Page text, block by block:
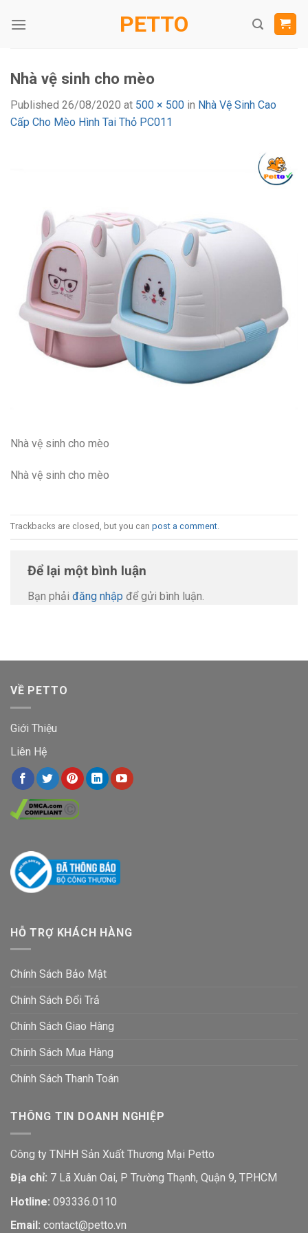
PETTO
Nhà vệ sinh cho mèo
Published 26/08/2020 at 500 × 500 in Nhà Vệ Sinh Cao
Cấp Cho Mèo Hình Tai Thỏ PC011
Nhà vệ sinh cho mèo
Nhà vệ sinh cho mèo
Trackbacks are closed, but you can post a comment.
Để lại một bình luận
Bạn phải đăng nhập để gửi bình luận.
VỀ PETTO
Giới Thiệu
Liên Hệ
HỖ TRỢ KHÁCH HÀNG
Chính Sách Bảo Mật
Chính Sách Đổi Trả
Chính Sách Giao Hàng
Chính Sách Mua Hàng
Chính Sách Thanh Toán
THÔNG TIN DOANH NGHIỆP
Công ty TNHH Sản Xuất Thương Mại Petto
Địa chỉ: 7 Lã Xuân Oai, P Trường Thạnh, Quận 9, TP.HCM
Hotline: 093336.0110
Email: contact@petto.vn